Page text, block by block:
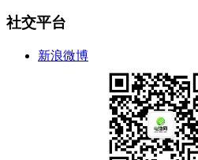
社交平台
新浪微博